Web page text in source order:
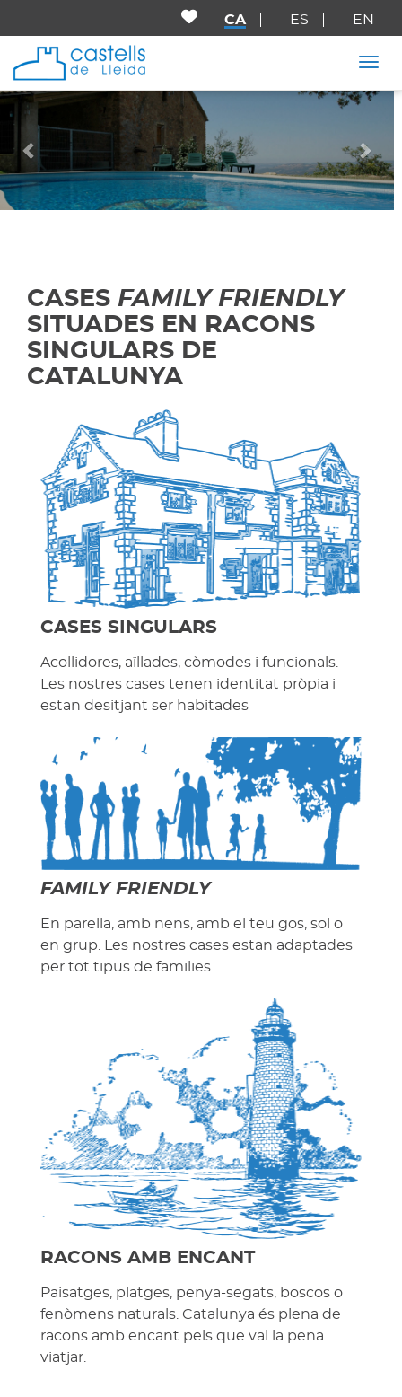
Anterior
CASES FAMILY FRIENDLY
SITUADES EN RACONS
SINGULARS DE
CATALUNYA
CASES SINGULARS
Acollidores, aïllades, còmodes i funcionals.
Les nostres cases tenen identitat pròpia i
estan desitjant ser habitades
FAMILY FRIENDLY
En parella, amb nens, amb el teu gos, sol o
en grup. Les nostres cases estan adaptades
per tot tipus de families.
RACONS AMB ENCANT
Paisatges, platges, penya-segats, boscos o
fenòmens naturals. Catalunya és plena de
racons amb encant pels que val la pena
viatjar.
CA ES EN